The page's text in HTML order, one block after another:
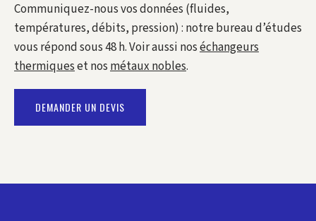
Communiquez-nous vos données (fluides,
températures, débits, pression) : notre bureau d’études
vous répond sous 48 h. Voir aussi noséchangeurs
thermiqueset nosmétaux nobles.
DEMANDER UN DEVIS